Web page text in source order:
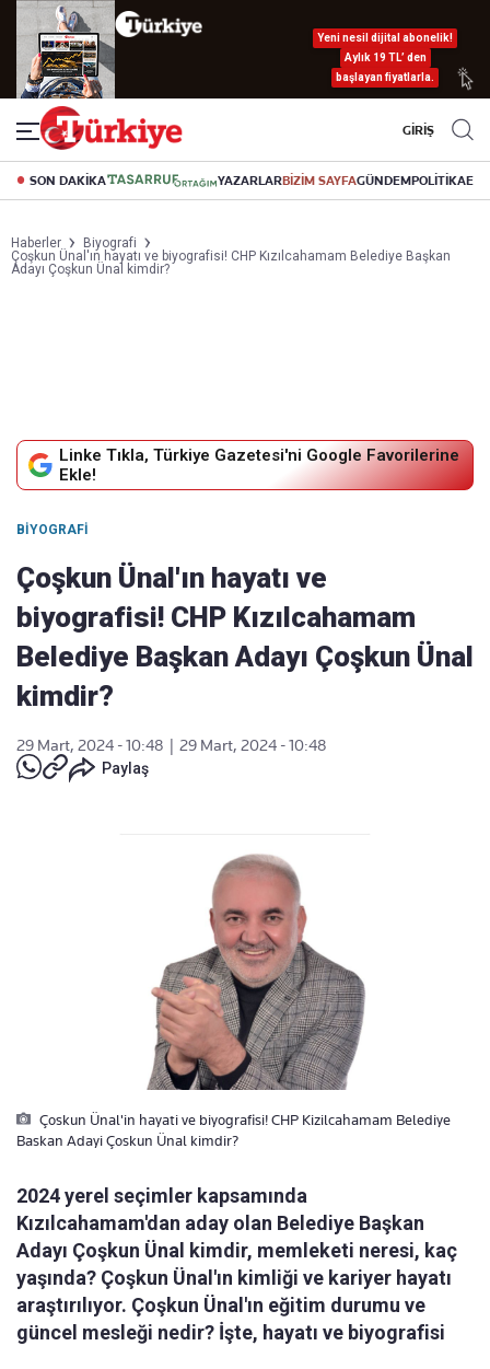
Yeni nesil dijital abonelik!
Aylık 19 TL’ den
başlayan fiyatlarla.
GİRİŞ
SON DAKİKA YAZARLARBİZİM SAYFAGÜNDEMPOLİTİKA
Haberler
Biyografi
Çoşkun Ünal'ın hayatı ve biyografisi! CHP Kızılcahamam Belediye Başkan
Adayı Çoşkun Ünal kimdir?
Linke Tıkla, Türkiye Gazetesi'ni Google Favorilerine
Ekle!
BIYOGRAFI
Çoşkun Ünal'ın hayatı ve
biyografisi! CHP Kızılcahamam
Belediye Başkan Adayı Çoşkun Ünal
kimdir?
29 Mart, 2024 - 10:48
29 Mart, 2024 - 10:48
Paylaş
Çoskun Ünal'in hayati ve biyografisi! CHP Kizilcahamam Belediye
Baskan Adayi Çoskun Ünal kimdir?
2024 yerel seçimler kapsamında
Kızılcahamam'dan aday olan Belediye Başkan
Adayı Çoşkun Ünal kimdir, memleketi neresi, kaç
yaşında? Çoşkun Ünal'ın kimliği ve kariyer hayatı
araştırılıyor. Çoşkun Ünal'ın eğitim durumu ve
güncel mesleği nedir? İşte, hayatı ve biyografisi